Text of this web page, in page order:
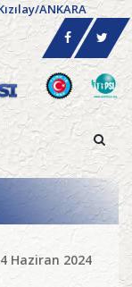
ANKARA
4 Haziran 2024